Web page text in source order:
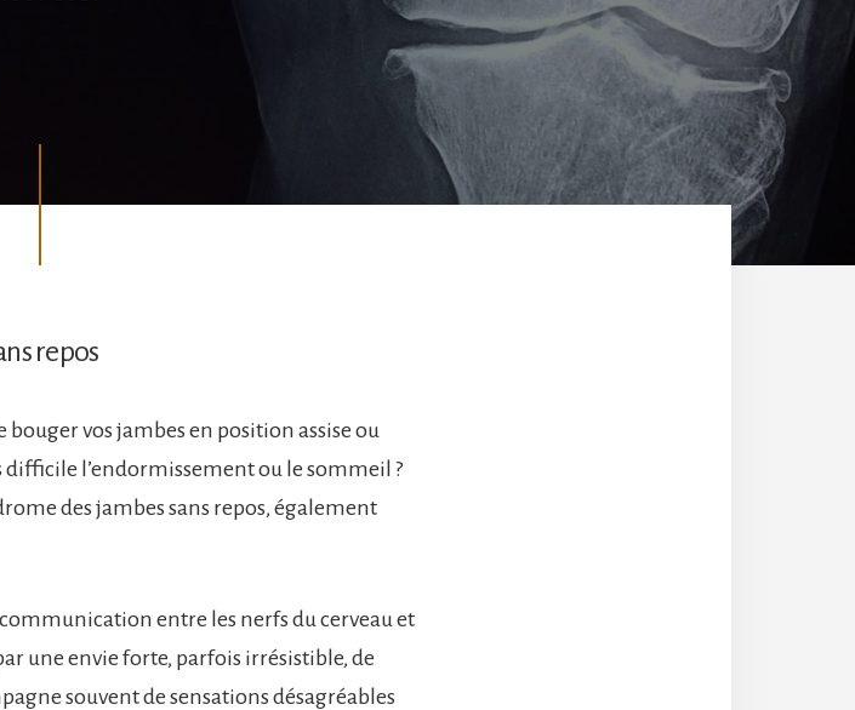
repos
vos jambes en position assise ou
difficile l’endormissement ou le sommeil ?
des jambes sans repos, également
communication entre les nerfs du cerveau et
une envie forte, parfois irrésistible, de
souvent de sensations désagréables